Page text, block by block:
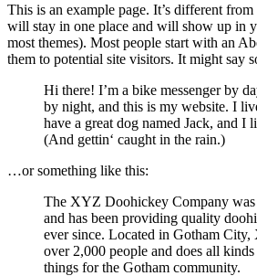
This is an example page. It’s different
will stay in one place and will show up in
most themes). Most people start with an
them to potential site visitors. It might say
Hi there! I’m a bike messenger by
by night, and this is my website. I
have a great dog named Jack, and I
(And gettin‘ caught in the rain.)
…or something like this:
The XYZ Doohickey Company
and has been providing quality
ever since. Located in Gotham
over 2,000 people and does all
things for the Gotham community.